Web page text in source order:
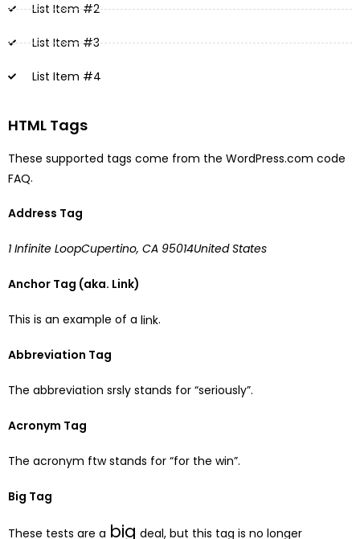
List Item #2
List Item #3
List Item #4
HTML Tags
These supported tags come from the WordPress.com code
FAQ.
Address Tag
1 Infinite LoopCupertino, CA 95014United States
Anchor Tag (aka. Link)
This is an example of a link.
Abbreviation Tag
The abbreviation srsly stands for “seriously”.
Acronym Tag
The acronym ftwstands for “for the win”.
Big Tag
These tests are a big deal, but this tag is no longer